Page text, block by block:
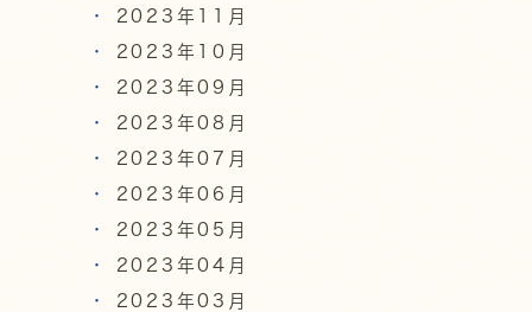
2023年11月
2023年10月
2023年09月
2023年08月
2023年07月
2023年06月
2023年05月
2023年04月
2023年03月